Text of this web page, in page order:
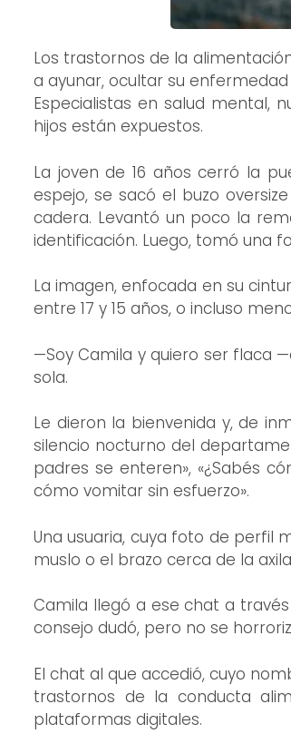
Los trastornos de la
a ayunar, ocultar su
Especialistas en salud mental,
hijos están expuestos.
La joven de 16 años cerró la
espejo, se sacó el buzo
cadera. Levantó un poco la
identificación. Luego, tomó una
La imagen, enfocada en su
entre 17 y 15 años, o incluso
—Soy Camila y quiero ser flaca
sola.
Le dieron la bienvenida y, de
silencio nocturno del
padres se enteren», «¿Sabés
cómo vomitar sin esfuerzo».
Una usuaria, cuya foto de perfil
muslo o el brazo cerca de la
Camila llegó a ese chat a
consejo dudó, pero no se
El chat al que accedió, cuyo
trastornos de la conducta
plataformas digitales.